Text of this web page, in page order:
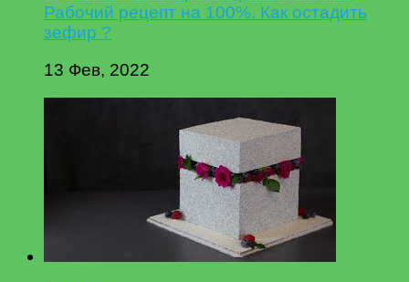
Рабочий рецепт на 100%. Как остадить
зефир ?
13 Фев, 2022